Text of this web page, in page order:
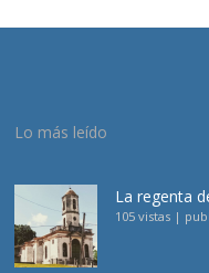
Lo más leído
La regenta
105 vistas |